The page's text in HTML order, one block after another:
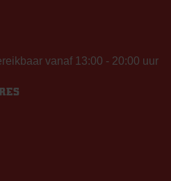
vanaf 13:00 - 20:00 uur